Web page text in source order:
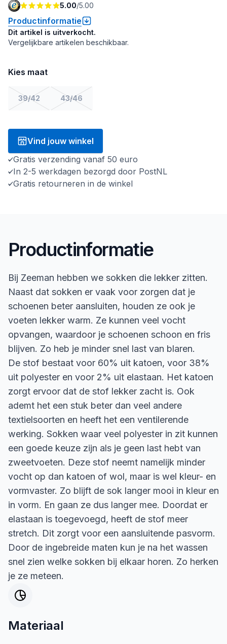
5.00/5.00
Productinformatie
Dit artikel is uitverkocht.
Vergelijkbare artikelen beschikbaar.
Kies maat
39/42 43/46
Vind jouw winkel
Gratis verzending vanaf 50 euro
In 2-5 werkdagen bezorgd door PostNL
Gratis retourneren in de winkel
Productinformatie
Bij Zeeman hebben we sokken die lekker zitten.
Naast dat sokken er vaak voor zorgen dat je
schoenen beter aansluiten, houden ze ook je
voeten lekker warm. Ze kunnen veel vocht
opvangen, waardoor je schoenen schoon en fris
blijven. Zo heb je minder snel last van blaren.
De stof bestaat voor 60% uit katoen, voor 38%
uit polyester en voor 2% uit elastaan. Het katoen
zorgt ervoor dat de stof lekker zacht is. Ook
ademt het een stuk beter dan veel andere
textielsoorten en heeft het een ventilerende
werking. Sokken waar veel polyester in zit kunnen
een goede keuze zijn als je geen last hebt van
zweetvoeten. Deze stof neemt namelijk minder
vocht op dan katoen of wol, maar is wel kleur- en
vormvaster. Zo blijft de sok langer mooi in kleur en
in vorm. En gaan ze dus langer mee. Doordat er
elastaan is toegevoegd, heeft de stof meer
stretch. Dit zorgt voor een aansluitende pasvorm.
Door de ingebreide maten kun je na het wassen
snel zien welke sokken bij elkaar horen. Zo herken
je ze meteen.
Materiaal